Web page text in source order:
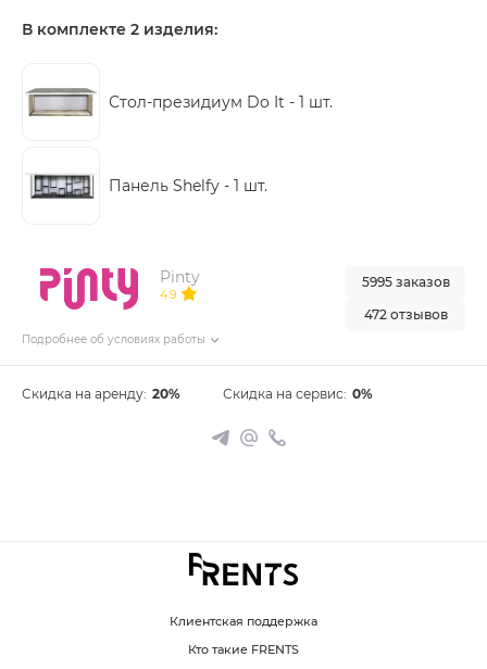
В комплекте 2 изделия:
Стол-президиум Do It - 1 шт.
Панель Shelfy - 1 шт.
Pinty
4.9
Подробнее об условиях работы
5995 заказов
472 отзывов
Скидка на аренду: 20% Скидка на сервис: 0%
Клиентская поддержка
Кто такие FRENTS